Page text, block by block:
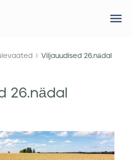
Viljauudised 26.nädal
26.nädal